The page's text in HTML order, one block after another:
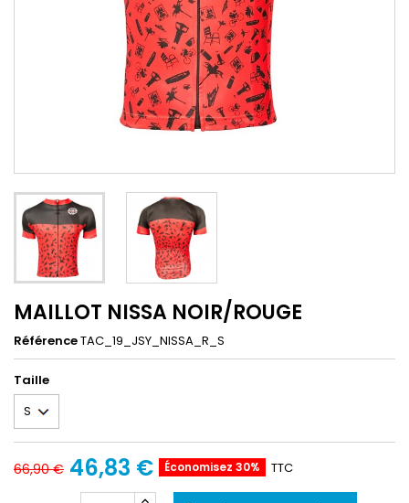
MAILLOT NISSA NOIR/ROUGE
RéférenceTAC_19_JSY_NISSA_R_S
Taille
66,90 € 46,83 € Économisez 30% TTC